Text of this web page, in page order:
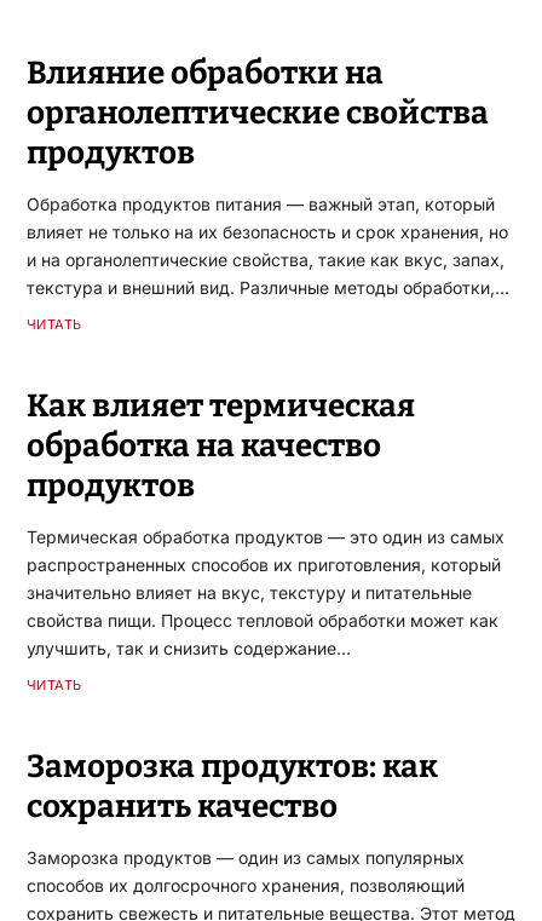
Влияние обработки на
органолептические свойства
продуктов
Обработка продуктов питания — важный этап, который
влияет не только на их безопасность и срок хранения, но
и на органолептические свойства, такие как вкус, запах,
текстура и внешний вид. Различные методы обработки,…
ЧИТАТЬ
Как влияет термическая
обработка на качество
продуктов
Термическая обработка продуктов — это один из самых
распространенных способов их приготовления, который
значительно влияет на вкус, текстуру и питательные
свойства пищи. Процесс тепловой обработки может как
улучшить, так и снизить содержание…
ЧИТАТЬ
Заморозка продуктов: как
сохранить качество
Заморозка продуктов — один из самых популярных
способов их долгосрочного хранения, позволяющий
сохранить свежесть и питательные вещества. Этот метод